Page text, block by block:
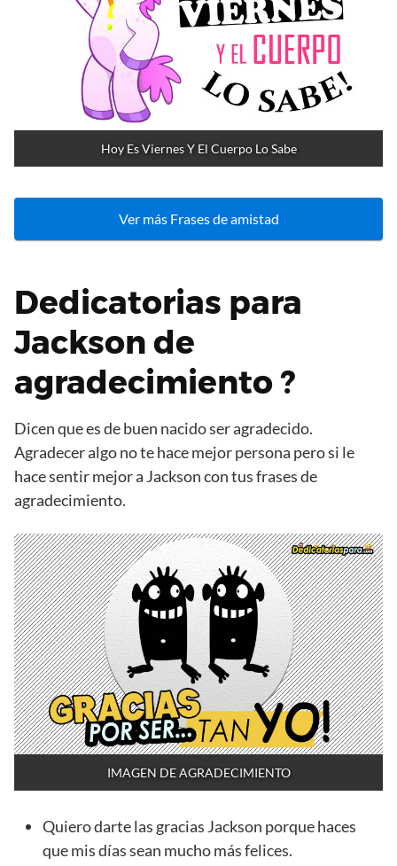
Hoy Es Viernes Y El Cuerpo Lo Sabe
Ver más Frases de amistad
Dedicatorias para
Jackson de
agradecimiento ?
Dicen que es de buen nacido ser agradecido.
Agradecer algo no te hace mejor persona pero si le
hace sentir mejor a Jackson con tus frases de
agradecimiento.
IMAGEN DE AGRADECIMIENTO
Quiero darte las gracias Jackson porque haces
que mis días sean mucho más felices.